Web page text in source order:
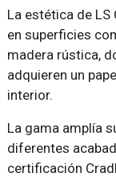
La estética de LS
en superficies
madera rústica,
adquieren un
interior.
La gama amplía
diferentes
certificación